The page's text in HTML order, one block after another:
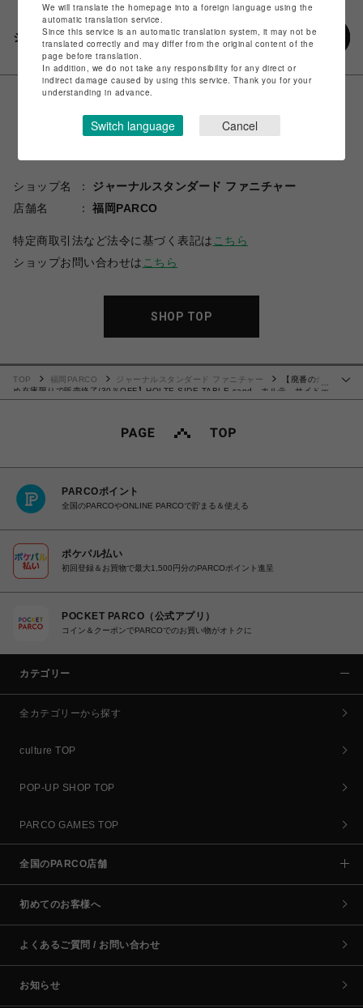
シェアする
ショップ名
ジャーナルスタンダード ファニチャー
店舗名
福岡PARCO
特定商取引法など法令に基づく表記は こちら
ショップお問い合わせは こちら
SHOP TOP
TOP 福岡PARCO ジャーナルスタンダード ファニチャー
【廃番のた
め在庫限りで販売終了/30％OFF】HOLTE SIDE TABLE sand ホルテ サイドテ
ーブル 701
PARCOポイント
全国のPARCOやONLINE PARCOで貯まる＆使える
ポケパル払い
初回登録＆お買物で最大1,500円分のPARCOポイント進呈
POCKET PARCO（公式アプリ）
コイン＆クーポンでPARCOでのお買い物がオトクに
カテゴリー
全カテゴリーから探す
culture TOP
POP-UP SHOP TOP
PARCO GAMES TOP
全国のPARCO店舗
初めてのお客様へ
よくあるご質問 / お問い合わせ
お知らせ
We will translate the homepage into a foreign language using the
automatic translation service.
Since this service is an automatic translation system, it may not be
translated correctly and may differ from the original content of the
page before translation.
In addition, we do not take any responsibility for any direct or
indirect damage caused by using this service. Thank you for your
understanding in advance.
Switch language Cancel